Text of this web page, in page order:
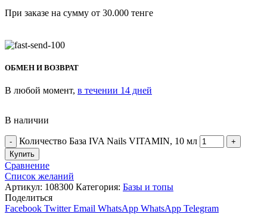
При заказе на сумму от 30.000 тенге
ОБМЕН И ВОЗВРАТ
В любой момент, в течении 14 дней
В наличии
Количество База IVA Nails VITAMIN, 10 мл
Купить
Сравнение
Список желаний
Артикул: 108300 Категория: Базы и топы
Поделиться
Facebook Twitter Email WhatsApp WhatsApp Telegram